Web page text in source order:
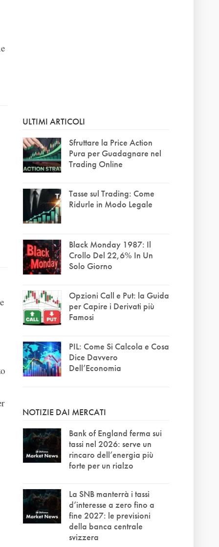
ULTIMI ARTICOLI
Sfruttare la Price Action
Pura per Guadagnare nel
Trading Online
Tasse sul Trading: Come
Ridurle in Modo Legale
Black Monday 1987: Il
Crollo Del 22,6% In Un
Solo Giorno
Opzioni Call e Put: la Guida
per Capire i Derivati più
Famosi
PIL: Come Si Calcola e Cosa
Dice Davvero
Dell’Economia
NOTIZIE DAI MERCATI
Bank of England ferma sui
tassi nel 2026: serve un
rincaro dell’energia più
forte per un rialzo
La SNB manterrà i tassi
d’interesse a zero fino a
fine 2027: le previsioni
della banca centrale
svizzera